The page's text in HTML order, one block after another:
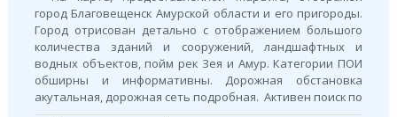
город Благовещенск Амурской области и его пригороды.
Город отрисован детально с отображением большого
количества зданий и сооружений, ландшафтных и
водных объектов, пойм рек Зея и Амур. Категории ПОИ
обширны и информативны. Дорожная обстановка
акутальная, дорожная сеть подробная. Активен поиск по